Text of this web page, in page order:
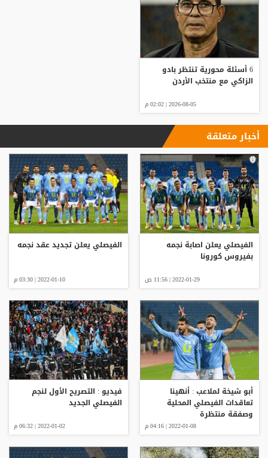
6 أسئلة محورية تنتظر بادو
الزاكي مع منتخب الأردن
2026-08-05 | 02:02 م
أخبار متعلقة
الفيصلي يعلن اصابة نجمه
بفيروس كورونا
2022-01-29 | 11:56 ص
الفيصلي يعلن تجديد عقد نجمه
2022-01-10 | 03:30 م
أبو شيخة لملاعب : أنهينا
تعاقدات الفيصلي المحلية
وصفقة منتظرة
2022-01-08 | 04:16 م
فيديو : التصريح الأول لنجم
الفيصلي الجديد
2022-01-02 | 06:32 م